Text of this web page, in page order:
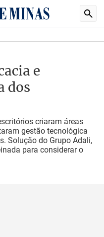
e
dos
criaram áreas
gestão tecnológica
Solução do Grupo Adali,
para considerar o